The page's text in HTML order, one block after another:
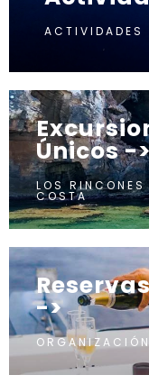
ACTIVIDADES
Únicos -
LOS
COSTA
->